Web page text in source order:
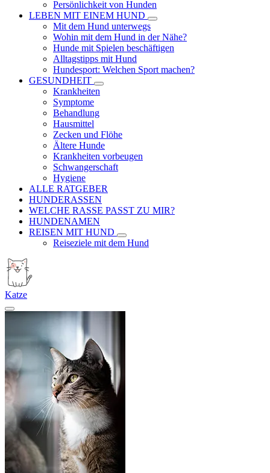
Persönlichkeit von Hunden
LEBEN MIT EINEM HUND
Mit dem Hund unterwegs
Wohin mit dem Hund in der Nähe?
Hunde mit Spielen beschäftigen
Alltagstipps mit Hund
Hundesport: Welchen Sport machen?
GESUNDHEIT
Krankheiten
Symptome
Behandlung
Hausmittel
Zecken und Flöhe
Ältere Hunde
Krankheiten vorbeugen
Schwangerschaft
Hygiene
ALLE RATGEBER
HUNDERASSEN
WELCHE RASSE PASST ZU MIR?
HUNDENAMEN
REISEN MIT HUND
Reiseziele mit dem Hund
Katze